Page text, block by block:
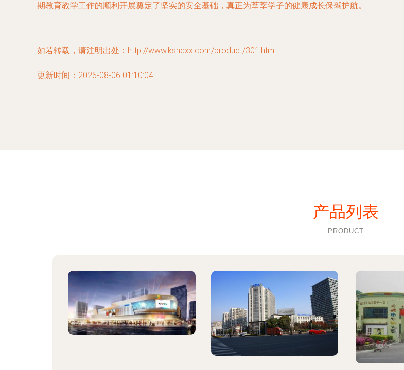
期教育教学工作的顺利开展奠定了坚实的安全基础，真正为莘莘学子的健康成长保驾护航。
如若转载，请注明出处：http://www.kshqxx.com/product/301.html
更新时间：2026-08-06 01:10:04
产品列表
PRODUCT